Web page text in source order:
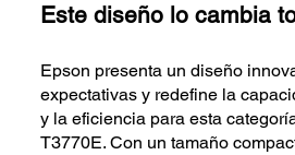
Este diseño lo cambia
Epson presenta un diseño
expectativas y redefine la
y la eficiencia para esta
T3770E. Con un tamaño